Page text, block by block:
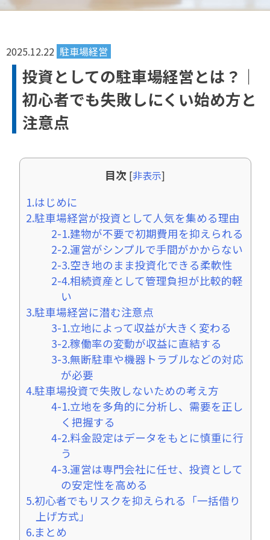
2025.12.22 駐車場経営
投資としての駐車場経営とは？｜
初心者でも失敗しにくい始め方と
注意点
目次 [非表示]
1.はじめに
2.駐車場経営が投資として人気を集める理由
2-1.建物が不要で初期費用を抑えられる
2-2.運営がシンプルで手間がかからない
2-3.空き地のまま投資化できる柔軟性
2-4.相続資産として管理負担が比較的軽
い
3.駐車場経営に潜む注意点
3-1.立地によって収益が大きく変わる
3-2.稼働率の変動が収益に直結する
3-3.無断駐車や機器トラブルなどの対応
が必要
4.駐車場投資で失敗しないための考え方
4-1.立地を多角的に分析し、需要を正し
く把握する
4-2.料金設定はデータをもとに慎重に行
う
4-3.運営は専門会社に任せ、投資として
の安定性を高める
5.初心者でもリスクを抑えられる「一括借り
上げ方式」
6.まとめ